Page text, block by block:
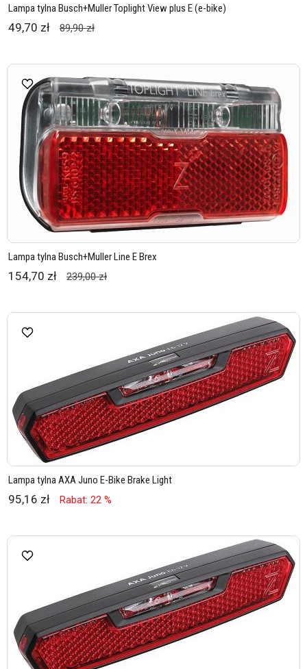
Lampa tylna Busch+Muller Toplight View plus E (e-bike)
49,70 zł 89,90 zł
Lampa tylna Busch+Muller Line E Brex
154,70 zł 239,00 zł
Lampa tylna AXA Juno E-Bike Brake Light
95,16 zł Rabat: 22 %